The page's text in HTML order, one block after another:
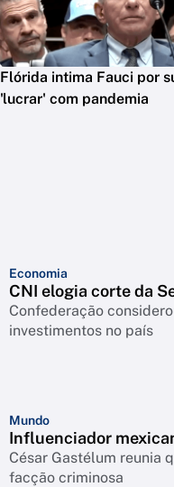
Flórida intima Fauci por
'lucrar' com pandemia
Economia
CNI elogia corte da
Confederação considerou acertada o
investimentos no país
Mundo
Influenciador
César Gastélum reunia
facção criminosa